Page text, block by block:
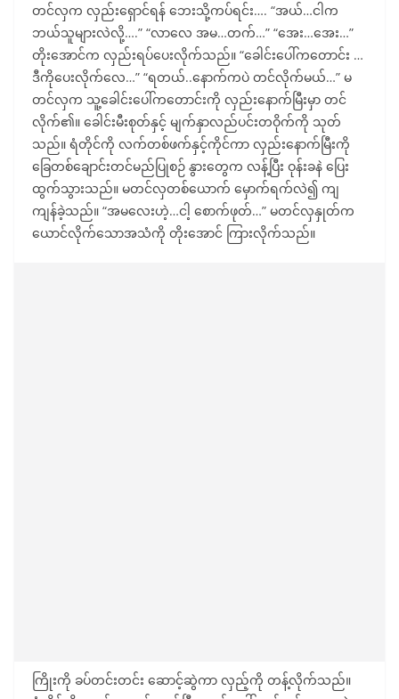
တင်လှက လှည်းရှောင်ရန် ဘေးသို့ကပ်ရင်း…. “အယ်…ငါက
ဘယ်သူများလဲလို့….” “လာလေ အမ…တက်…” “အေး…အေး…”
တိုးအောင်က လှည်းရပ်ပေးလိုက်သည်။ “ခေါင်းပေါ်ကတောင်း …
ဒီကိုပေးလိုက်လေ…” “ရတယ်..နောက်ကပဲ တင်လိုက်မယ်…” မ
တင်လှက သူ့ခေါင်းပေါ်ကတောင်းကို လှည်းနောက်မြီးမှာ တင်
လိုက်၏။ ခေါင်းမီးစုတ်နှင့် မျက်နှာလည်ပင်းတဝိုက်ကို သုတ်
သည်။ ရံတိုင်ကို လက်တစ်ဖက်နှင့်ကိုင်ကာ လှည်းနောက်မြီးကို
ခြေတစ်ချောင်းတင်မည်ပြုစဉ် နွားတွေက လန့်ပြီး ဝုန်းခနဲ ပြေး
ထွက်သွားသည်။ မတင်လှတစ်ယောက် မှောက်ရက်လဲ၍ ကျ
ကျန်ခဲ့သည်။ “အမလေးဟဲ့…ငါ့ စောက်ဖုတ်…” မတင်လှနှုတ်က
ယောင်လိုက်သောအသံကို တိုးအောင် ကြားလိုက်သည်။
ကြိုးကို ခပ်တင်းတင်း ဆောင့်ဆွဲကာ လှည့်ကို တန့်လိုက်သည်။